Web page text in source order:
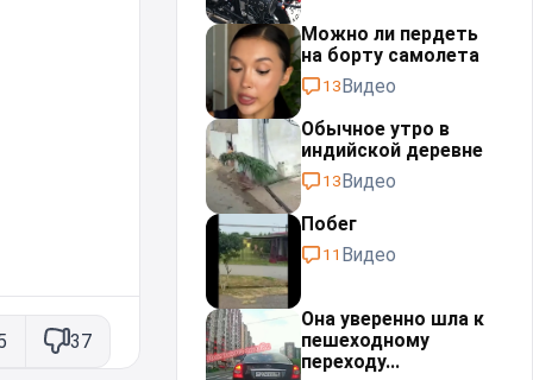
37
Можно ли пердеть
на борту самолета
13Видео
Обычное утро в
индийской деревне
13Видео
Побег
11 Видео
Она уверенно шла к
пешеходному
переходу...